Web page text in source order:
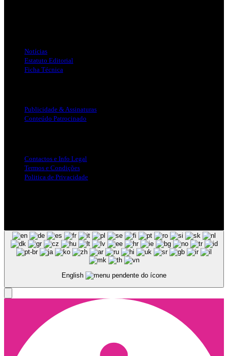
Notícias
Estatuto Editorial
Ficha Técnica
Publicidade & Assinaturas
Conteúdo Patrocinado
Contactos e Info Legal
Termos e Condições
Politica de Privacidade
English